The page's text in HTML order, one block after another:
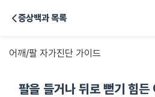
증상백과 목록
어깨/팔 자가진단 가이드
팔을 들거나 뒤로 뻗기 힘든